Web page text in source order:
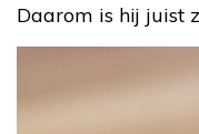
Daarom is hij juist